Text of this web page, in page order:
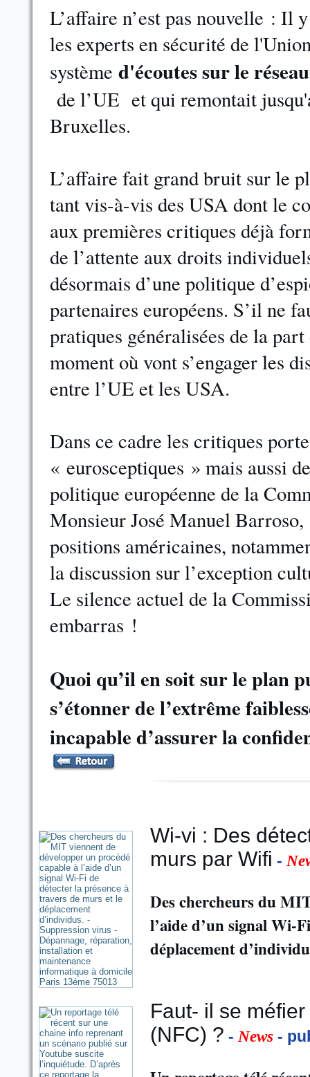
L’affaire n’est pas nouvelle : Il
les experts en sécurité de
système d'écoutes sur le
de l’UE et qui remontait
Bruxelles.
L’affaire fait grand bruit sur le
tant vis-à-vis des USA dont le
aux premières critiques déjà
de l’attente aux droits
désormais d’une politique
partenaires européens. S’il ne
pratiques généralisées de la
moment où vont s’engager les
entre l’UE et les USA.
Dans ce cadre les critiques
« eurosceptiques » mais aussi
politique européenne de la
Monsieur José Manuel
positions américaines,
la discussion sur l’exception
Le silence actuel de la
embarras !
Quoi qu’il en soit sur le plan
s’étonner de l’extrême
incapable d’assurer la
Wi-vi : Des
murs par Wifi -
Des chercheurs du
l’aide d’un signal Wi-
déplacement
Faut- il se
(NFC) ? - News -